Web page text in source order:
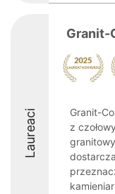
Laureaci
Granit-
Granit-
z